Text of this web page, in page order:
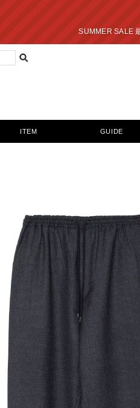
SALE 最終プライスダ
ITEM GUIDE